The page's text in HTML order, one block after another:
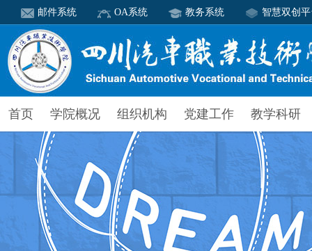
邮件系统 OA系统 教务系统 智慧双创
首页 学院概况 组织机构 党建工作 教学科研